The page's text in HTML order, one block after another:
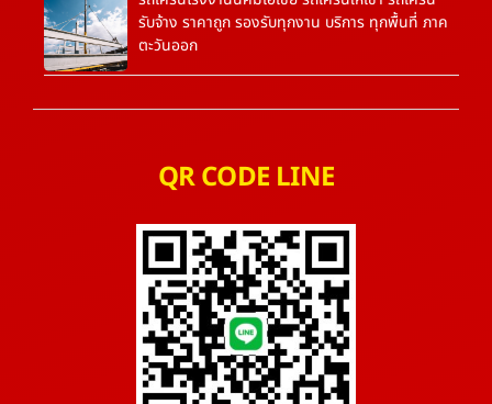
รับจ้าง ราคาถูก รองรับทุกงาน บริการ ทุกพื้นที่ ภาค
ตะวันออก
QR CODE LINE